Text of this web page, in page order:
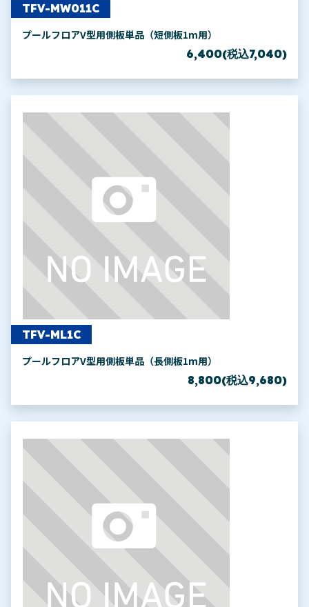
TFV-MW011C
プールフロアV型用側板単品（短側板1m用）
6,400(税込7,040)
TFV-ML1C
プールフロアV型用側板単品（長側板1m用）
8,800(税込9,680)